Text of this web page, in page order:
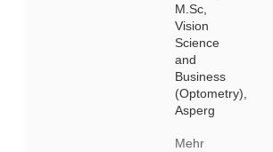
M.Sc,
Vision
Science
and
Business
(Optometry),
Asperg
Mehr